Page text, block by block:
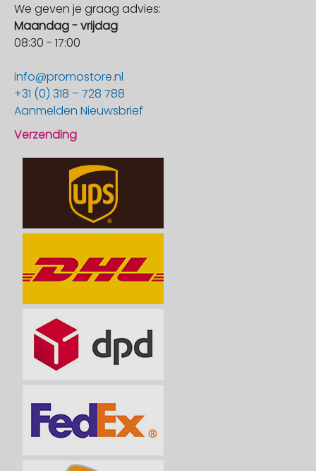
We geven je graag advies:
Maandag - vrijdag
08:30 - 17:00
info@promostore.nl
+31 (0) 318 – 728 788
Aanmelden Nieuwsbrief
Verzending